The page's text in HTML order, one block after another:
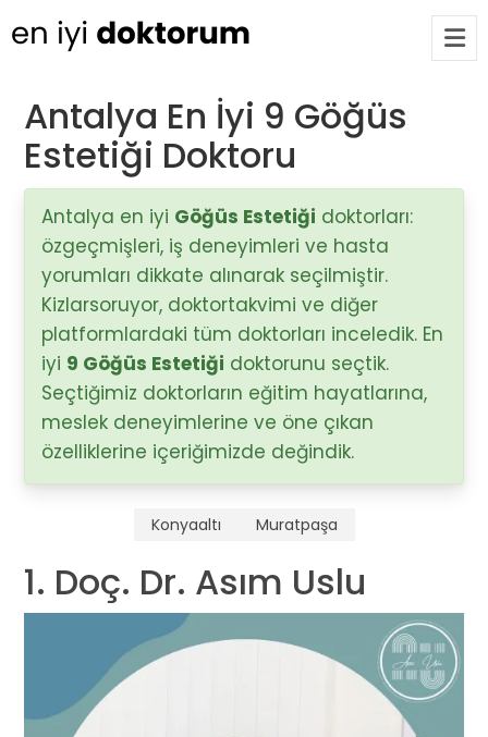
Op. Dr. Ayşecan Enmutlu
Adana / Seyhan
Doç. Dr. Songül Alemdaroğlu
Adana / Seyhan
Tüm Doktorlar
Tüm doktorları göster
Antalya En İyi 9 Göğüs
Estetiği Doktoru
Antalya en iyi Göğüs Estetiği doktorları:
özgeçmişleri, iş deneyimleri ve hasta
yorumları dikkate alınarak seçilmiştir.
Kizlarsoruyor, doktortakvimi ve diğer
platformlardaki tüm doktorları inceledik. En
iyi 9 Göğüs Estetiği doktorunu seçtik.
Seçtiğimiz doktorların eğitim hayatlarına,
meslek deneyimlerine ve öne çıkan
özelliklerine içeriğimizde değindik.
Konyaaltı Muratpaşa
1. Doç. Dr. Asım Uslu